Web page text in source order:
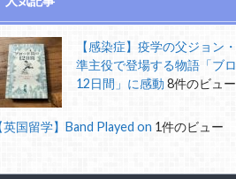
【感染症】疫学の父ジョン
準主役で登場する物語「ブ
12日間」に感動 8件のビュー
英国留学】Band Played on 1件のビュー